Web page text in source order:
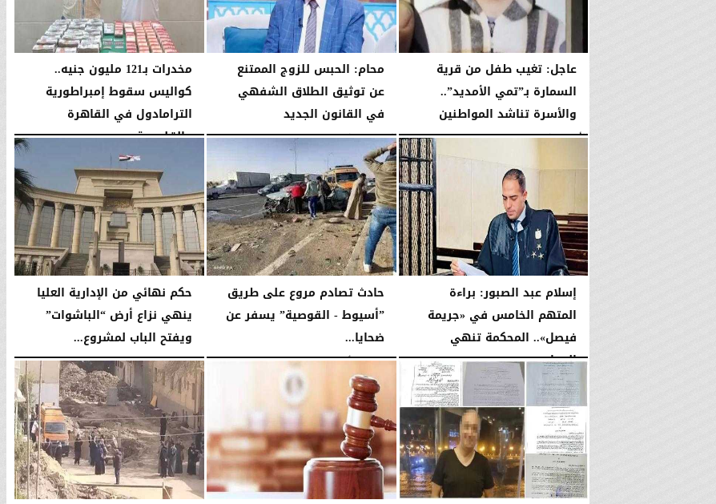
عاجل: تغيب طفل من قرية
السمارة بـ”تمي الأمديد”..
والأسرة تناشد المواطنين
الأحد، 3 مايو 2026 10:03 مـ
محام: الحبس للزوج الممتنع
عن توثيق الطلاق الشفهي
في القانون الجديد
السبت، 2 مايو 2026 10:59 مـ
مخدرات بـ121 مليون جنيه..
كواليس سقوط إمبراطورية
الترامادول في القاهرة
والقليوبية
إسلام عبد الصبور: براءة
المتهم الخامس في «جريمة
فيصل».. المحكمة تنهي
الجدل...
الإثنين، 20 أبريل 2026 12:06 مـ
حادث تصادم مروع على طريق
”أسيوط - القوصية” يسفر عن
ضحايا...
الخميس، 9 أبريل 2026 03:54 صـ
حكم نهائي من الإدارية العليا
ينهي نزاع أرض “الباشوات”
ويفتح الباب لمشروع...
الثلاثاء، 24 مارس 2026 03:19 مـ